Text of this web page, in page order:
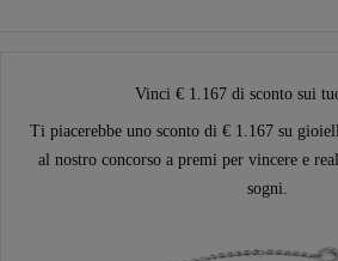
Vinci € 1.167 di sconto sui
Ti piacerebbe uno sconto di € 1.167 su
al nostro concorso a premi per vincere e
sogni.